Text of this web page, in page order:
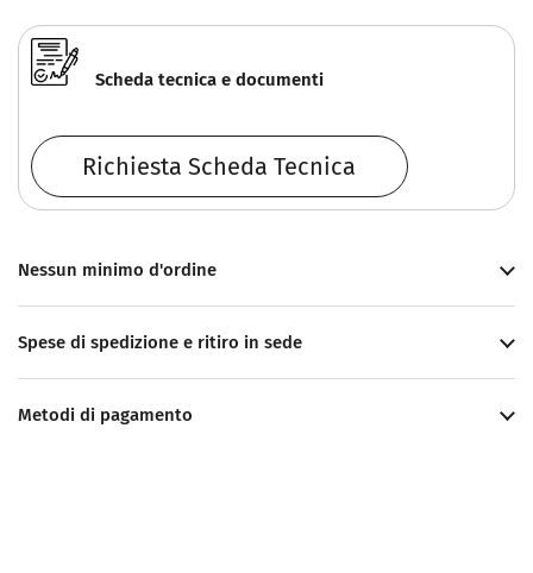
Scheda tecnica e documenti
Richiesta Scheda Tecnica
Nessun minimo d'ordine
Spese di spedizione e ritiro in sede
Metodi di pagamento